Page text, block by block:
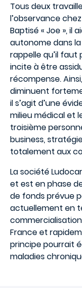
Tous deux
l’observance
Baptisé « Joe », il
autonome dans
rappelle qu’il
incite à être
récompense.
diminuent
il s’agit d’une
milieu médical et
troisième
business,
totalement aux
La société
et est en phase
de fonds prévue
actuellement en
France et
principe pourrait
maladies